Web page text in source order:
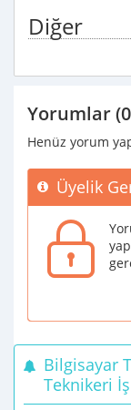
Diğer
Yorumlar
Henüz yorum
Üyelik
Bilgisayar
Teknikeri